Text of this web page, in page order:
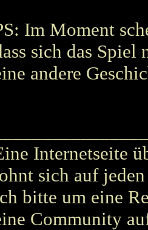
Im Moment
sich das
andere
Internetseite
sich auf
bitte um eine
Community